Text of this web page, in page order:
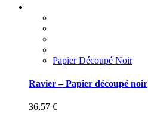
Papier Découpé Noir
Ravier – Papier découpé noir
36,57 €